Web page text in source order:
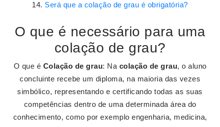
Será que a colação de grau é obrigatória?
O que é necessário para uma
colação de grau?
O que é Colação de grau: Na colação de grau, o aluno
concluinte recebe um diploma, na maioria das vezes
simbólico, representando e certificando todas as suas
competências dentro de uma determinada área do
conhecimento, como por exemplo engenharia, medicina,